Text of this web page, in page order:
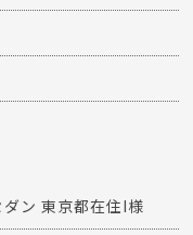
ン 東京都在住I様